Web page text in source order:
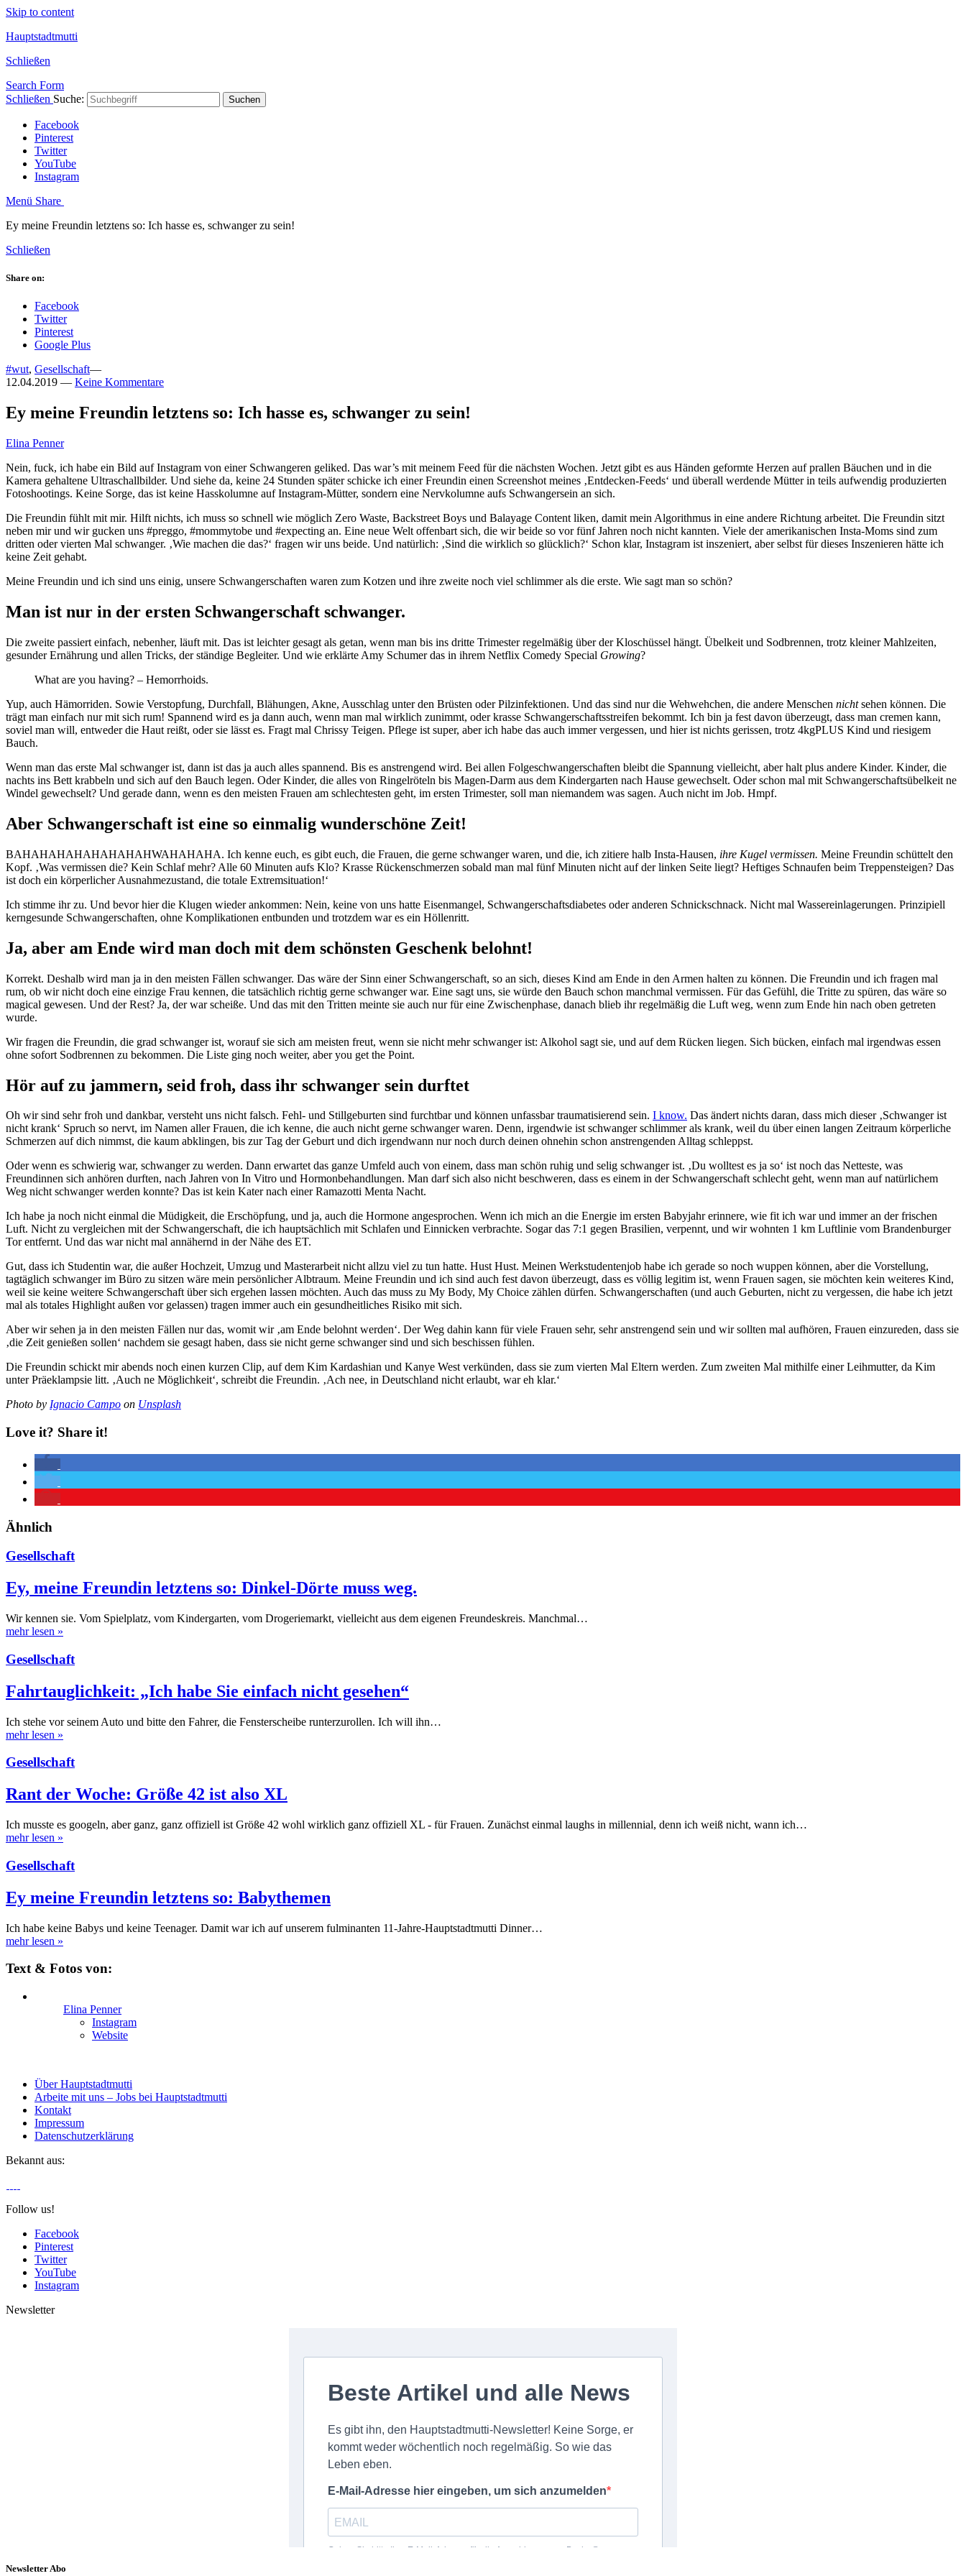
Skip to content
Hauptstadtmutti
Schließen
Search Form
Schließen Suche: Suchen
Facebook
Pinterest
Twitter
YouTube
Instagram
Menü Share
Ey meine Freundin letztens so: Ich hasse es, schwanger zu sein!
Schließen
Share on:
Facebook
Twitter
Pinterest
Google Plus
#wut, Gesellschaft—
12.04.2019 — Keine Kommentare
Ey meine Freundin letztens so: Ich hasse es, schwanger zu sein!
Elina Penner
Nein, fuck, ich habe ein Bild auf Instagram von einer Schwangeren geliked. Das war’s mit meinem Feed für die nächsten Wochen. Jetzt gibt es aus Händen geformte Herzen auf prallen Bäuchen und in die
Kamera gehaltene Ultraschallbilder. Und siehe da, keine 24 Stunden später schicke ich einer Freundin einen Screenshot meines ‚Entdecken-Feeds‘ und überall werdende Mütter in teils aufwendig produzierten
Fotoshootings. Keine Sorge, das ist keine Hasskolumne auf Instagram-Mütter, sondern eine Nervkolumne aufs Schwangersein an sich.
Die Freundin fühlt mit mir. Hilft nichts, ich muss so schnell wie möglich Zero Waste, Backstreet Boys und Balayage Content liken, damit mein Algorithmus in eine andere Richtung arbeitet. Die Freundin sitzt
neben mir und wir gucken uns #preggo, #mommytobe und #expecting an. Eine neue Welt offenbart sich, die wir beide so vor fünf Jahren noch nicht kannten. Viele der amerikanischen Insta-Moms sind zum
dritten oder vierten Mal schwanger. ‚Wie machen die das?‘ fragen wir uns beide. Und natürlich: ‚Sind die wirklich so glücklich?‘ Schon klar, Instagram ist inszeniert, aber selbst für dieses Inszenieren hätte ich
keine Zeit gehabt.
Meine Freundin und ich sind uns einig, unsere Schwangerschaften waren zum Kotzen und ihre zweite noch viel schlimmer als die erste. Wie sagt man so schön?
Man ist nur in der ersten Schwangerschaft schwanger.
Die zweite passiert einfach, nebenher, läuft mit. Das ist leichter gesagt als getan, wenn man bis ins dritte Trimester regelmäßig über der Kloschüssel hängt. Übelkeit und Sodbrennen, trotz kleiner Mahlzeiten,
gesunder Ernährung und allen Tricks, der ständige Begleiter. Und wie erklärte Amy Schumer das in ihrem Netflix Comedy Special Growing?
What are you having? – Hemorrhoids.
Yup, auch Hämorriden. Sowie Verstopfung, Durchfall, Blähungen, Akne, Ausschlag unter den Brüsten oder Pilzinfektionen. Und das sind nur die Wehwehchen, die andere Menschen nichtsehen können. Die
trägt man einfach nur mit sich rum! Spannend wird es ja dann auch, wenn man mal wirklich zunimmt, oder krasse Schwangerschaftsstreifen bekommt. Ich bin ja fest davon überzeugt, dass man cremen kann,
soviel man will, entweder die Haut reißt, oder sie lässt es. Fragt mal Chrissy Teigen. Pflege ist super, aber ich habe das auch immer vergessen, und hier ist nichts gerissen, trotz 4kgPLUS Kind und riesigem
Bauch.
Wenn man das erste Mal schwanger ist, dann ist das ja auch alles spannend. Bis es anstrengend wird. Bei allen Folgeschwangerschaften bleibt die Spannung vielleicht, aber halt plus andere Kinder. Kinder, die
nachts ins Bett krabbeln und sich auf den Bauch legen. Oder Kinder, die alles von Ringelröteln bis Magen-Darm aus dem Kindergarten nach Hause gewechselt. Oder schon mal mit Schwangerschaftsübelkeit ne
Windel gewechselt? Und gerade dann, wenn es den meisten Frauen am schlechtesten geht, im ersten Trimester, soll man niemandem was sagen. Auch nicht im Job. Hmpf.
Aber Schwangerschaft ist eine so einmalig wunderschöne Zeit!
BAHAHAHAHAHAHAHAHWAHAHAHA. Ich kenne euch, es gibt euch, die Frauen, die gerne schwanger waren, und die, ich zitiere halb Insta-Hausen, ihre Kugel vermissen. Meine Freundin schüttelt den
Kopf. ‚Was vermissen die? Kein Schlaf mehr? Alle 60 Minuten aufs Klo? Krasse Rückenschmerzen sobald man mal fünf Minuten nicht auf der linken Seite liegt? Heftiges Schnaufen beim Treppensteigen? Das
ist doch ein körperlicher Ausnahmezustand, die totale Extremsituation!‘
Ich stimme ihr zu. Und bevor hier die Klugen wieder ankommen: Nein, keine von uns hatte Eisenmangel, Schwangerschaftsdiabetes oder anderen Schnickschnack. Nicht mal Wassereinlagerungen. Prinzipiell
kerngesunde Schwangerschaften, ohne Komplikationen entbunden und trotzdem war es ein Höllenritt.
Ja, aber am Ende wird man doch mit dem schönsten Geschenk belohnt!
Korrekt. Deshalb wird man ja in den meisten Fällen schwanger. Das wäre der Sinn einer Schwangerschaft, so an sich, dieses Kind am Ende in den Armen halten zu können. Die Freundin und ich fragen mal
rum, ob wir nicht doch eine einzige Frau kennen, die tatsächlich richtig gerne schwanger war. Eine sagt uns, sie würde den Bauch schon manchmal vermissen. Für das Gefühl, die Tritte zu spüren, das wäre so
magical gewesen. Und der Rest? Ja, der war scheiße. Und das mit den Tritten meinte sie auch nur für eine Zwischenphase, danach blieb ihr regelmäßig die Luft weg, wenn zum Ende hin nach oben getreten
wurde.
Wir fragen die Freundin, die grad schwanger ist, worauf sie sich am meisten freut, wenn sie nicht mehr schwanger ist: Alkohol sagt sie, und auf dem Rücken liegen. Sich bücken, einfach mal irgendwas essen
ohne sofort Sodbrennen zu bekommen. Die Liste ging noch weiter, aber you get the Point.
Hör auf zu jammern, seid froh, dass ihr schwanger sein durftet
Oh wir sind sehr froh und dankbar, versteht uns nicht falsch. Fehl- und Stillgeburten sind furchtbar und können unfassbar traumatisierend sein. I know. Das ändert nichts daran, dass mich dieser ‚Schwanger ist
nicht krank‘ Spruch so nervt, im Namen aller Frauen, die ich kenne, die auch nicht gerne schwanger waren. Denn, irgendwie ist schwanger schlimmer als krank, weil du über einen langen Zeitraum körperliche
Schmerzen auf dich nimmst, die kaum abklingen, bis zur Tag der Geburt und dich irgendwann nur noch durch deinen ohnehin schon anstrengenden Alltag schleppst.
Oder wenn es schwierig war, schwanger zu werden. Dann erwartet das ganze Umfeld auch von einem, dass man schön ruhig und selig schwanger ist. ‚Du wolltest es ja so‘ ist noch das Netteste, was
Freundinnen sich anhören durften, nach Jahren von In Vitro und Hormonbehandlungen. Man darf sich also nicht beschweren, dass es einem in der Schwangerschaft schlecht geht, wenn man auf natürlichem
Weg nicht schwanger werden konnte? Das ist kein Kater nach einer Ramazotti Menta Nacht.
Ich habe ja noch nicht einmal die Müdigkeit, die Erschöpfung, und ja, auch die Hormone angesprochen. Wenn ich mich an die Energie im ersten Babyjahr erinnere, wie fit ich war und immer an der frischen
Luft. Nicht zu vergleichen mit der Schwangerschaft, die ich hauptsächlich mit Schlafen und Einnicken verbrachte. Sogar das 7:1 gegen Brasilien, verpennt, und wir wohnten 1 km Luftlinie vom Brandenburger
Tor entfernt. Und das war nicht mal annähernd in der Nähe des ET.
Gut, dass ich Studentin war, die außer Hochzeit, Umzug und Masterarbeit nicht allzu viel zu tun hatte. Hust Hust. Meinen Werkstudentenjob habe ich gerade so noch wuppen können, aber die Vorstellung,
tagtäglich schwanger im Büro zu sitzen wäre mein persönlicher Albtraum. Meine Freundin und ich sind auch fest davon überzeugt, dass es völlig legitim ist, wenn Frauen sagen, sie möchten kein weiteres Kind,
weil sie keine weitere Schwangerschaft über sich ergehen lassen möchten. Auch das muss zu My Body, My Choice zählen dürfen. Schwangerschaften (und auch Geburten, nicht zu vergessen, die habe ich jetzt
mal als totales Highlight außen vor gelassen) tragen immer auch ein gesundheitliches Risiko mit sich.
Aber wir sehen ja in den meisten Fällen nur das, womit wir ‚am Ende belohnt werden‘. Der Weg dahin kann für viele Frauen sehr, sehr anstrengend sein und wir sollten mal aufhören, Frauen einzureden, dass sie
‚die Zeit genießen sollen‘ nachdem sie gesagt haben, dass sie nicht gerne schwanger sind und sich beschissen fühlen.
Die Freundin schickt mir abends noch einen kurzen Clip, auf dem Kim Kardashian und Kanye West verkünden, dass sie zum vierten Mal Eltern werden. Zum zweiten Mal mithilfe einer Leihmutter, da Kim
unter Präeklampsie litt. ‚Auch ne Möglichkeit‘, schreibt die Freundin. ‚Ach nee, in Deutschland nicht erlaubt, war eh klar.‘
Photo by Ignacio Campo on Unsplash
Love it? Share it!
Ähnlich
Gesellschaft
Ey, meine Freundin letztens so: Dinkel-Dörte muss weg.
Wir kennen sie. Vom Spielplatz, vom Kindergarten, vom Drogeriemarkt, vielleicht aus dem eigenen Freundeskreis. Manchmal…
mehr lesen »
Gesellschaft
Fahrtauglichkeit: „Ich habe Sie einfach nicht gesehen“
Ich stehe vor seinem Auto und bitte den Fahrer, die Fensterscheibe runterzurollen. Ich will ihn…
mehr lesen »
Gesellschaft
Rant der Woche: Größe 42 ist also XL
Ich musste es googeln, aber ganz, ganz offiziell ist Größe 42 wohl wirklich ganz offiziell XL - für Frauen. Zunächst einmal laughs in millennial, denn ich weiß nicht, wann ich…
mehr lesen »
Gesellschaft
Ey meine Freundin letztens so: Babythemen
Ich habe keine Babys und keine Teenager. Damit war ich auf unserem fulminanten 11-Jahre-Hauptstadtmutti Dinner…
mehr lesen »
Text & Fotos von:
Elina Penner
Instagram
Website
Über Hauptstadtmutti
Arbeite mit uns – Jobs bei Hauptstadtmutti
Kontakt
Impressum
Datenschutzerklärung
Bekannt aus:
Follow us!
Facebook
Pinterest
Twitter
YouTube
Instagram
Newsletter
Newsletter Abo